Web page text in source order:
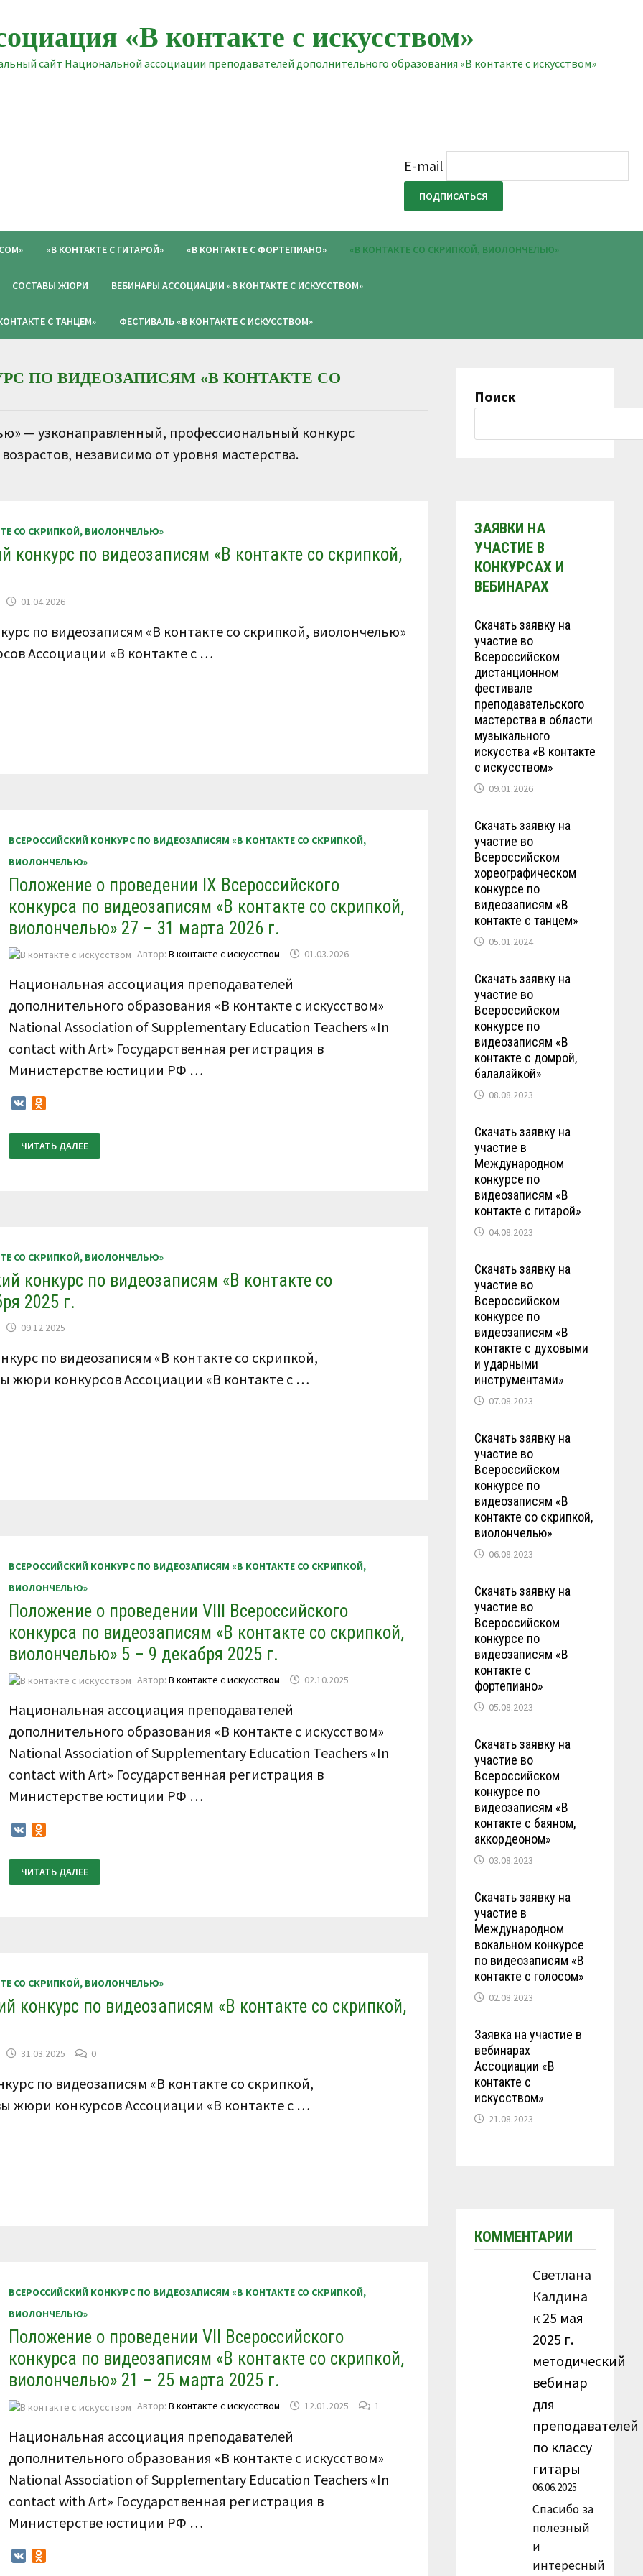
«В контакте с искусством»
сайт Национальной ассоциации преподавателей дополнительного образования «В контакте с искусством»
E-mail
«В КОНТАКТЕ С ГИТАРОЙ» «В КОНТАКТЕ С ФОРТЕПИАНО» «В КОНТАКТЕ СО СКРИПКОЙ, ВИОЛОНЧЕЛЬЮ»
СОСТАВЫ ЖЮРИ ВЕБИНАРЫ АССОЦИАЦИИ «В КОНТАКТЕ С ИСКУССТВОМ»
С ТАНЦЕМ» ФЕСТИВАЛЬ «В КОНТАКТЕ С ИСКУССТВОМ»
ПО ВИДЕОЗАПИСЯМ «В КОНТАКТЕ СО
— узконаправленный, профессиональный конкурс
независимо от уровня мастерства.
СО СКРИПКОЙ, ВИОЛОНЧЕЛЬЮ»
конкурс по видеозаписям «В контакте со скрипкой,
01.04.2026
по видеозаписям «В контакте со скрипкой, виолончелью»
Ассоциации «В контакте с …
ВСЕРОССИЙСКИЙ КОНКУРС ПО ВИДЕОЗАПИСЯМ «В КОНТАКТЕ СО СКРИПКОЙ,
ВИОЛОНЧЕЛЬЮ»
Положение о проведении IX Всероссийского
конкурса по видеозаписям «В контакте со скрипкой,
виолончелью» 27 – 31 марта 2026 г.
Автор: В контакте с искусством 01.03.2026
Национальная ассоциация преподавателей
дополнительного образования «В контакте с искусством»
National Association of Supplementary Education Teachers «In
contact with Art» Государственная регистрация в
Министерстве юстиции РФ …
VK
ПОЛОЖЕНИЕ
О
ПРОВЕДЕНИИ
ВИОЛОНЧЕЛЬЮ»
31
МАРТА
2026
ЧИТАТЬ ДАЛЕЕ
СО СКРИПКОЙ, ВИОЛОНЧЕЛЬЮ»
конкурс по видеозаписям «В контакте со
2025 г.
09.12.2025
по видеозаписям «В контакте со скрипкой,
жюри конкурсов Ассоциации «В контакте с …
ВСЕРОССИЙСКИЙ КОНКУРС ПО ВИДЕОЗАПИСЯМ «В КОНТАКТЕ СО СКРИПКОЙ,
ВИОЛОНЧЕЛЬЮ»
Положение о проведении VIII Всероссийского
конкурса по видеозаписям «В контакте со скрипкой,
виолончелью» 5 – 9 декабря 2025 г.
Автор: В контакте с искусством 02.10.2025
Национальная ассоциация преподавателей
дополнительного образования «В контакте с искусством»
National Association of Supplementary Education Teachers «In
contact with Art» Государственная регистрация в
Министерстве юстиции РФ …
VK
О
ПРОВЕДЕНИИ
ВИОЛОНЧЕЛЬЮ»
–
9
ЧИТАТЬ ДАЛЕЕ
СО СКРИПКОЙ, ВИОЛОНЧЕЛЬЮ»
конкурс по видеозаписям «В контакте со скрипкой,
31.03.2025 0
по видеозаписям «В контакте со скрипкой,
жюри конкурсов Ассоциации «В контакте с …
ВСЕРОССИЙСКИЙ КОНКУРС ПО ВИДЕОЗАПИСЯМ «В КОНТАКТЕ СО СКРИПКОЙ,
ВИОЛОНЧЕЛЬЮ»
Положение о проведении VII Всероссийского
конкурса по видеозаписям «В контакте со скрипкой,
виолончелью» 21 – 25 марта 2025 г.
Автор: В контакте с искусством 12.01.2025 1
Национальная ассоциация преподавателей
дополнительного образования «В контакте с искусством»
National Association of Supplementary Education Teachers «In
contact with Art» Государственная регистрация в
Министерстве юстиции РФ …
VK
Поиск
ЗАЯВКИ НА
УЧАСТИЕ В
КОНКУРСАХ И
ВЕБИНАРАХ
Скачать заявку на
участие во
Всероссийском
дистанционном
фестивале
преподавательского
мастерства в области
музыкального
искусства «В контакте
с искусством»
09.01.2026
Скачать заявку на
участие во
Всероссийском
хореографическом
конкурсе по
видеозаписям «В
контакте с танцем»
05.01.2024
Скачать заявку на
участие во
Всероссийском
конкурсе по
видеозаписям «В
контакте с домрой,
балалайкой»
08.08.2023
Скачать заявку на
участие в
Международном
конкурсе по
видеозаписям «В
контакте с гитарой»
04.08.2023
Скачать заявку на
участие во
Всероссийском
конкурсе по
видеозаписям «В
контакте с духовыми
и ударными
инструментами»
07.08.2023
Скачать заявку на
участие во
Всероссийском
конкурсе по
видеозаписям «В
контакте со скрипкой,
виолончелью»
06.08.2023
Скачать заявку на
участие во
Всероссийском
конкурсе по
видеозаписям «В
контакте с
фортепиано»
05.08.2023
Скачать заявку на
участие во
Всероссийском
конкурсе по
видеозаписям «В
контакте с баяном,
аккордеоном»
03.08.2023
Скачать заявку на
участие в
Международном
вокальном конкурсе
по видеозаписям «В
контакте с голосом»
02.08.2023
Заявка на участие в
вебинарах
Ассоциации «В
контакте с
искусством»
21.08.2023
КОММЕНТАРИИ
Светлана
Калдина
к 25 мая
2025 г.
методический
вебинар
для
преподавателей
по классу
гитары
06.06.2025
Спасибо за
полезный
и
интересный